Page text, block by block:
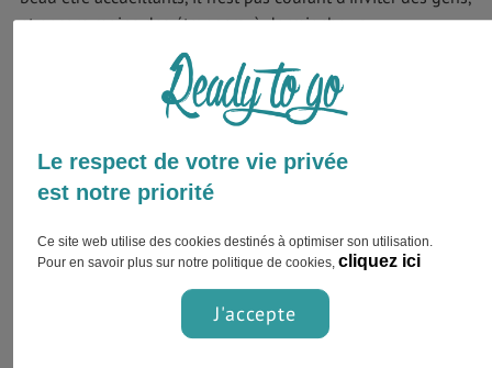
et encore moins des étrangers, à dormir chez eux.
Les estancias dans la région du Chaco sont de grandes
propriétés agricoles dans lesquelles vous serez accueillis et
où vous pourrez passer la nuit.
Le respect de votre vie privée
est notre priorité
Ce site web utilise des cookies destinés à optimiser son utilisation.
Pour en savoir plus sur notre politique de cookies, cliquez ici
J'accepte